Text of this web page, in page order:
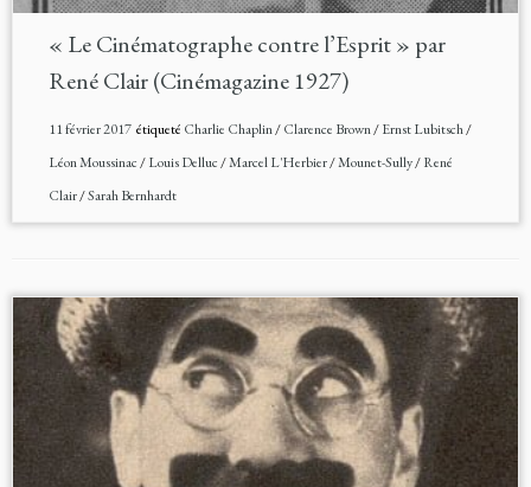
« Le Cinématographe contre l’Esprit » par
René Clair (Cinémagazine 1927)
11 février 2017étiqueté Charlie Chaplin/Clarence Brown/Ernst Lubitsch/
Léon Moussinac/Louis Delluc/Marcel L'Herbier/Mounet-Sully/René
Clair/Sarah Bernhardt